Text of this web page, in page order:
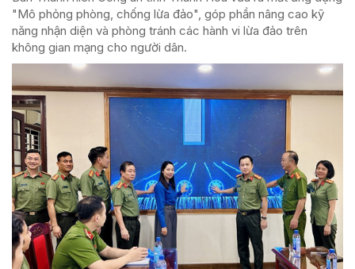
"Mô phỏng phòng, chống lừa đảo", góp phần nâng cao kỹ
năng nhận diện và phòng tránh các hành vi lừa đảo trên
không gian mạng cho người dân.